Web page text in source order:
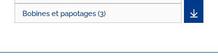
Bobines et papotages (3)